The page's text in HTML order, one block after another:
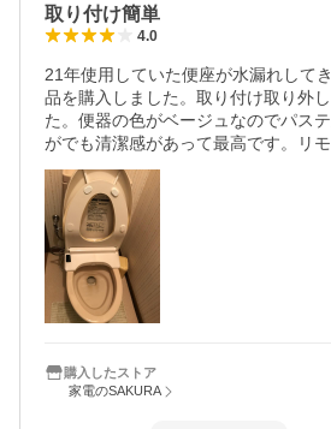
取り付け簡単
4.0
21年使用していた便座が水漏れして
品を購入しました。取り付け取り外
た。便器の色がベージュなのでパス
がでも清潔感があって最高です。リ
購入したストア
家電のSAKURA